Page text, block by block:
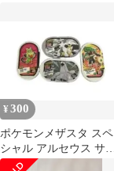
¥300
ポケモンメザスタ スペ
シャル アルセウス サル
ノリ ゴリランダー ジュ